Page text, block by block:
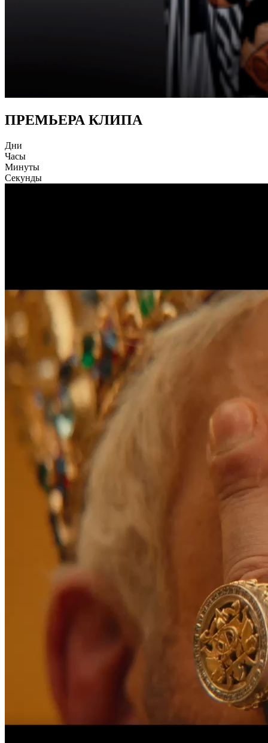
ПРЕМЬЕРА КЛИПА
Дни
Часы
Минуты
Секунды